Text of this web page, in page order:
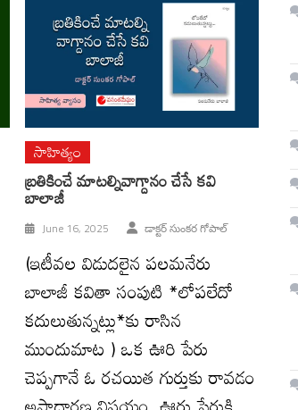
సాహిత్యం
బ్రతికించే మాటల్నివాగ్దానం చేసే కవి
బాలాజీ
June 16, 2025 డాక్టర్ సుంకర గోపాల్
(ఇటీవల విడుదలైన పలమనేరు
బాలాజీ కవితా సంపుటి *లోపలేదో
కదులుతున్నట్లు*కు రాసిన
ముందుమాట ) ఒక ఊరి పేరు
చెప్పగానే ఓ రచయిత గుర్తుకు రావడం